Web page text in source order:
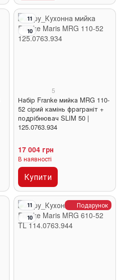
11
10
5
Набір Franke мийка MRG 110-
52 сірий камінь фраграніт +
подрібнювач SLIM 50 |
125.0763.934
17 004 грн
В наявності
Купити
Подарунок
11
10